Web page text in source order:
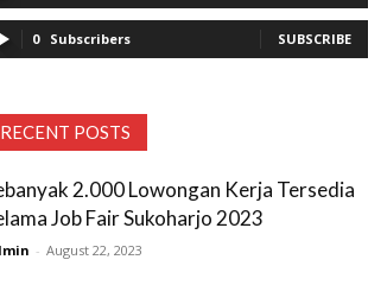
0 Subscribers SUBSCRIBE
RECENT POSTS
2.000 Lowongan Kerja Tersedia
Job Fair Sukoharjo 2023
- August 22, 2023